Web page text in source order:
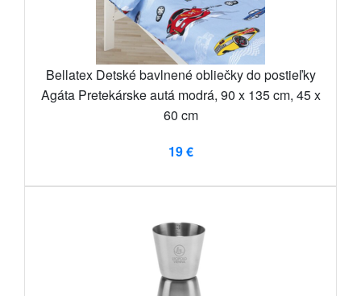
Bellatex Detské bavlnené obliečky do postieľky
Agáta Pretekárske autá modrá, 90 x 135 cm, 45 x
60 cm
19 €